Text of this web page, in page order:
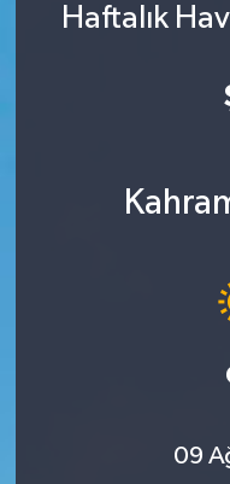
Haftalık
09
Son Dakika